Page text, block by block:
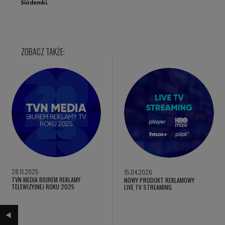
Siódemki.
28.11.2025
TVN MEDIA BIUREM REKLAMY
TELEWIZYJNEJ ROKU 2025
15.04.2026
NOWY PRODUKT REKLAMOWY
LIVE TV STREAMING